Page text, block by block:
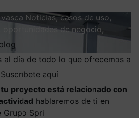
Noticias, casos de uso,
oportunidades de negocio,
al día de todo lo que ofrecemos a
Suscríbete aquí
tu proyecto está relacionado con
hablaremos de ti en
Grupo Spri